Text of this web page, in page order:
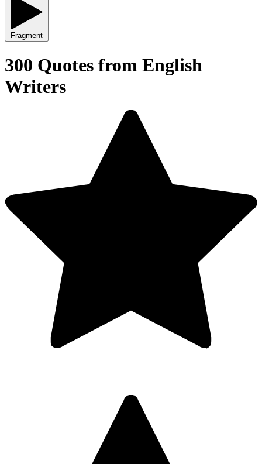
Fragment
300 Quotes from English
Writers